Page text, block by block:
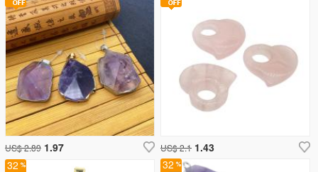
32 32
US$ 2.89 1.97 US$ 2.1 1.43